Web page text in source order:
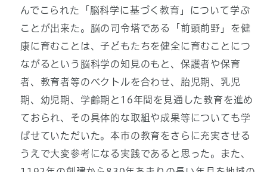
んでこられた「脳科学に基づく教育」について学ぶ
ことが出来た。脳の司令塔である「前頭前野」を健
康に育むことは、子どもたちを健全に育むことにつ
ながるという脳科学の知見のもと、保護者や保育
者、教育者等のベクトルを合わせ、胎児期、乳児
期、幼児期、学齢期と16年間を見通した教育を進め
ておられ、その具体的な取組や成果等についても学
ばせていただいた。本市の教育をさらに充実させる
うえで大変参考になる実践であると思った。また、